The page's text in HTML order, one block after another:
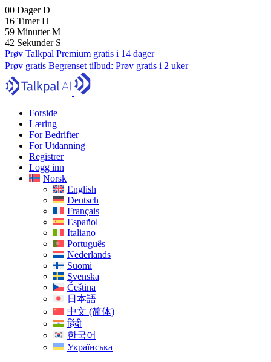
00 DagerD
16 TimerH
59 MinutterM
40 Sekunder S
Prøv Talkpal Premium gratis i 14 dager
Prøv gratis Begrenset tilbud: Prøv gratis i 2 uker
Forside
Læring
For Bedrifter
For Utdanning
Registrer
Logg inn
Norsk
English
Deutsch
Français
Español
Italiano
Português
Nederlands
Suomi
Svenska
Čeština
日本語
中文 (简体)
हिंदी
한국어
Українська